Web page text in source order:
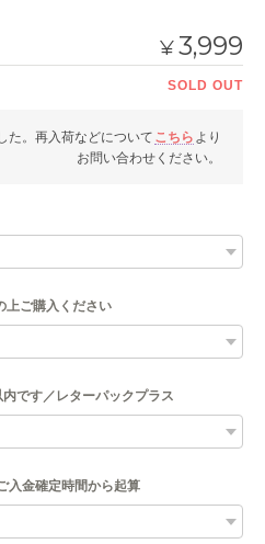
¥3,999
SOLD OUT
た。再入荷などについて こちら より
お問い合わせください。
上ご購入ください
です／レターパックプラス
入金確定時間から起算